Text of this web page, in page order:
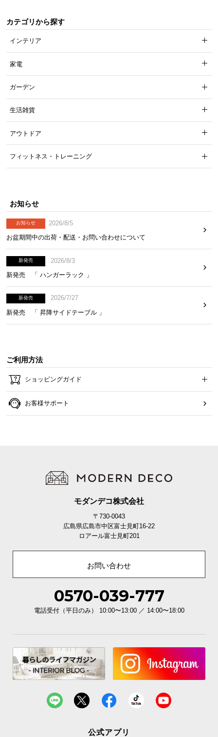
カテゴリから探す
インテリア
家電
ガーデン
生活雑貨
アウトドア
フィットネス・トレーニング
お知らせ
お知らせ
2026/8/5
お盆期間中の出荷・配送・お問い合わせについて
新発売
2026/8/3
新発売 「 ハンガーラック 」
新発売
2026/7/27
新発売 「 昇降サイドテーブル 」
ご利用方法
ショッピングガイド
お客様サポート
モダンデコ株式会社
〒730-0043
広島県広島市中区富士見町16-22
ロアール富士見町201
お問い合わせ
0570-039-777
電話受付（平日のみ） 10:00〜13:00 ／ 14:00〜18:00
公式アプリ